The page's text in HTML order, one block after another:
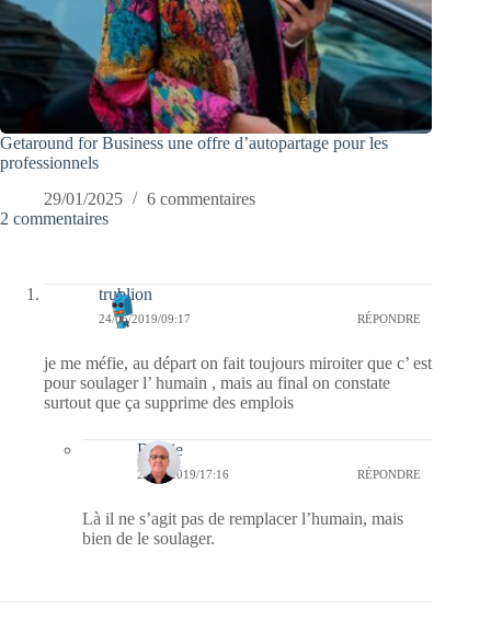
Getaround for Business une offre d’autopartage pour les
professionnels
29/01/2025
6 commentaires
2 commentaires
trublion
24/05/2019/09:17 RÉPONDRE
je me méfie, au départ on fait toujours miroiter que c’ est
pour soulager l’ humain , mais au final on constate
surtout que ça supprime des emplois
Bernie
24/05/2019/17:16 RÉPONDRE
Là il ne s’agit pas de remplacer l’humain, mais
bien de le soulager.